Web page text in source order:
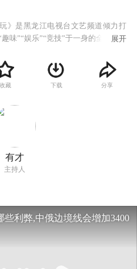
玩》是黑龙江电视台文艺频道倾力打
味”“娱乐”“竞技”于一身的全新综艺
必将掀起新一轮“全民参与大家娱
展开
收藏 下载 分享
有才
主持人
利弊,中俄边境线会增加3400